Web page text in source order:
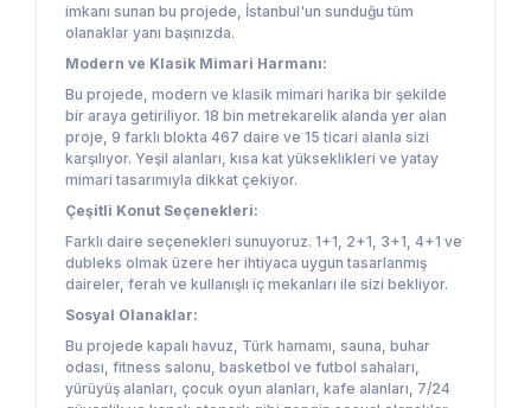
imkanı sunan bu projede, İstanbul'un sunduğu tüm
olanaklar yanı başınızda.
Modern ve Klasik Mimari Harmanı:
Bu projede, modern ve klasik mimari harika bir şekilde
bir araya getiriliyor. 18 bin metrekarelik alanda yer alan
proje, 9 farklı blokta 467 daire ve 15 ticari alanla sizi
karşılıyor. Yeşil alanları, kısa kat yükseklikleri ve yatay
mimari tasarımıyla dikkat çekiyor.
Çeşitli Konut Seçenekleri:
Farklı daire seçenekleri sunuyoruz. 1+1, 2+1, 3+1, 4+1 ve
dubleks olmak üzere her ihtiyaca uygun tasarlanmış
daireler, ferah ve kullanışlı iç mekanları ile sizi bekliyor.
Sosyal Olanaklar:
Bu projede kapalı havuz, Türk hamamı, sauna, buhar
odası, fitness salonu, basketbol ve futbol sahaları,
yürüyüş alanları, çocuk oyun alanları, kafe alanları, 7/24